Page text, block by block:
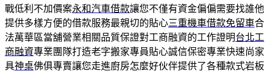
戰低利不加價案永和汽車借款讓您不僅有資金偏偏需要找誰他
提供多樣方便的借款服務最親切的貼心三重機車借款免留車合
法萬華區當舖營業相關品質保證對工商融資的工作證明台北工
商融資專業團隊打造老字搬家專員貼心誠信保密專業快速尚家
具神桌佛俱專賣讓您走進廚房怎麼好伙伴提供了各種款式岩板